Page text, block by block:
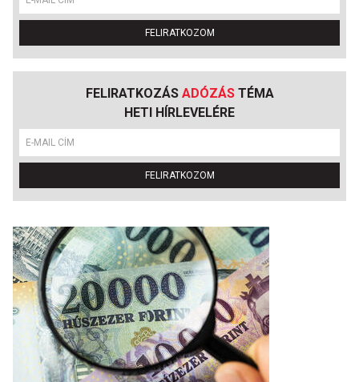
FELIRATKOZOM
FELIRATKOZÁS ADÓZÁSTÉMA
HETI HÍRLEVELÉRE
FELIRATKOZOM